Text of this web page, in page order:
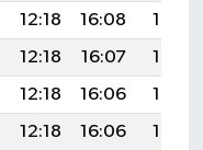
12:18 16:08
19:16
12:18 16:07
19:14
12:18 16:06
19:13
12:18 16:06
19:12